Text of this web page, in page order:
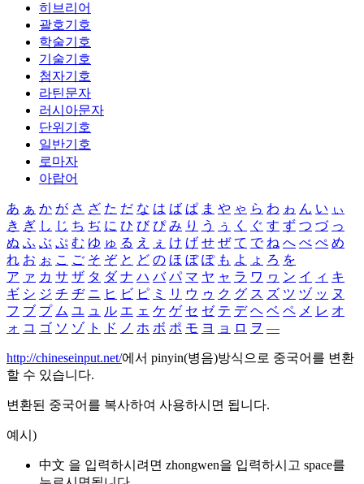
히브리어
괄호기호
학술기호
기술기호
첨자기호
라틴문자
러시아문자
단위기호
일반기호
로마자
아랍어
あ ぁ か が さ ざ た だ な は ば ぱ ま や ゃ ら わ ゎ ん い ぃ
き ぎ し じ ち ぢ に ひ び ぴ み り う ぅ く ぐ す ず つ づ っ
ぬ ふ ぶ ぷ む ゆ ゅ る え ぇ け げ せ ぜ て で ね へ べ ぺ め
れ お ぉ こ ご そ ぞ と ど の ほ ぼ ぽ も よ ょ ろ を
ア ァ カ サ ザ タ ダ ナ ハ バ パ マ ヤ ャ ラ ワ ヮ ン イ ィ キ
ギ シ ジ チ ヂ ニ ヒ ビ ピ ミ リ ウ ゥ ク グ ス ズ ツ ヅ ッ ヌ
フ ブ プ ム ユ ュ ル エ ェ ケ ゲ セ ゼ テ デ ヘ ベ ペ メ レ オ
ォ コ ゴ ソ ゾ ト ド ノ ホ ボ ポ モ ヨ ョ ロ ヲ ―
http://chineseinput.net/에서 pinyin(병음)방식으로 중국어를 변환
할 수 있습니다.
변환된 중국어를 복사하여 사용하시면 됩니다.
예시)
中文 을 입력하시려면 zhongwen을 입력하시고 space를